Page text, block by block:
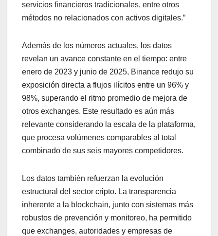
servicios financieros tradicionales, entre otros
métodos no relacionados con activos digitales.”
Además de los números actuales, los datos
revelan un avance constante en el tiempo: entre
enero de 2023 y junio de 2025, Binance redujo su
exposición directa a flujos ilícitos entre un 96% y
98%, superando el ritmo promedio de mejora de
otros exchanges. Este resultado es aún más
relevante considerando la escala de la plataforma,
que procesa volúmenes comparables al total
combinado de sus seis mayores competidores.
Los datos también refuerzan la evolución
estructural del sector cripto. La transparencia
inherente a la blockchain, junto con sistemas más
robustos de prevención y monitoreo, ha permitido
que exchanges, autoridades y empresas de